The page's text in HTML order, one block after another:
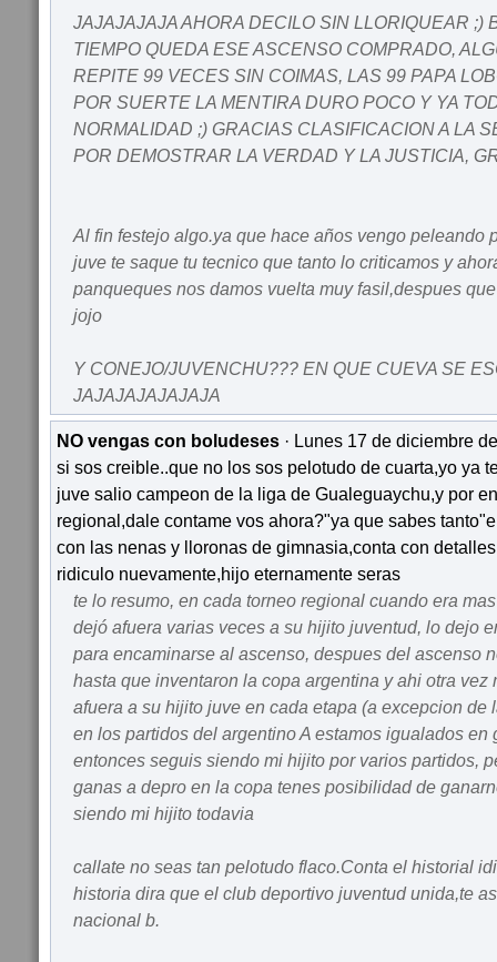
JAJAJAJAJA AHORA DECILO SIN LLORIQUEAR ;)
TIEMPO QUEDA ESE ASCENSO COMPRADO,
REPITE 99 VECES SIN COIMAS, LAS 99 PAPA
POR SUERTE LA MENTIRA DURO POCO Y YA
NORMALIDAD ;) GRACIAS CLASIFICACION A LA
POR DEMOSTRAR LA VERDAD Y LA JUSTICIA,
Al fin festejo algo.ya que hace años vengo peleando
juve te saque tu tecnico que tanto lo criticamos y
panqueques nos damos vuelta muy fasil,despues
jojo
Y CONEJO/JUVENCHU??? EN QUE CUEVA SE
JAJAJAJAJAJAJA
NO vengas con boludeses · Lunes 17 de diciembre
si sos creible..que no los sos pelotudo de cuarta,yo ya
juve salio campeon de la liga de Gualeguaychu,y por
regional,dale contame vos ahora?"ya que sabes
con las nenas y lloronas de gimnasia,conta con
ridiculo nuevamente,hijo eternamente seras
te lo resumo, en cada torneo regional cuando era
dejó afuera varias veces a su hijito juventud, lo dejo
para encaminarse al ascenso, despues del ascenso
hasta que inventaron la copa argentina y ahi otra vez
afuera a su hijito juve en cada etapa (a excepcion de
en los partidos del argentino A estamos igualados en
entonces seguis siendo mi hijito por varios partidos,
ganas a depro en la copa tenes posibilidad de
siendo mi hijito todavia
callate no seas tan pelotudo flaco.Conta el historial
historia dira que el club deportivo juventud unida,te
nacional b.